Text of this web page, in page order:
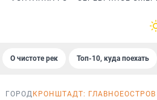
О чистоте рек Топ-10, куда поехать
ГОРОД КРОНШТАДТ: ГЛАВНОЕ